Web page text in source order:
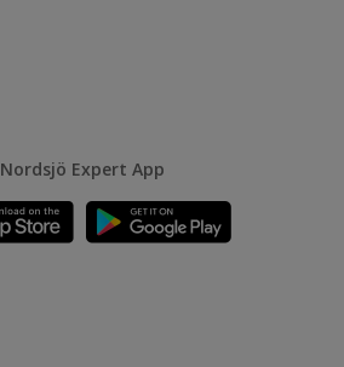
Nordsjö Expert App